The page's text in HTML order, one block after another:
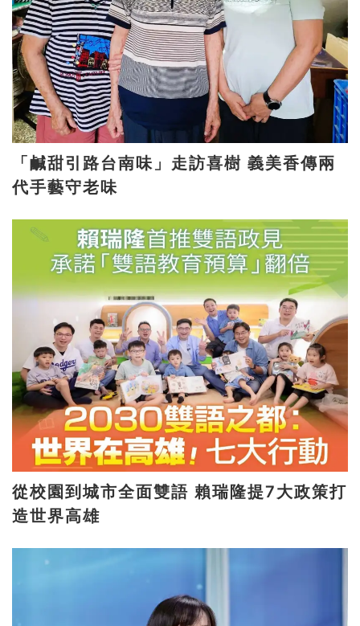
「鹹甜引路台南味」走訪喜樹 義美香傳兩
代手藝守老味
從校園到城市全面雙語 賴瑞隆提7大政策打
造世界高雄